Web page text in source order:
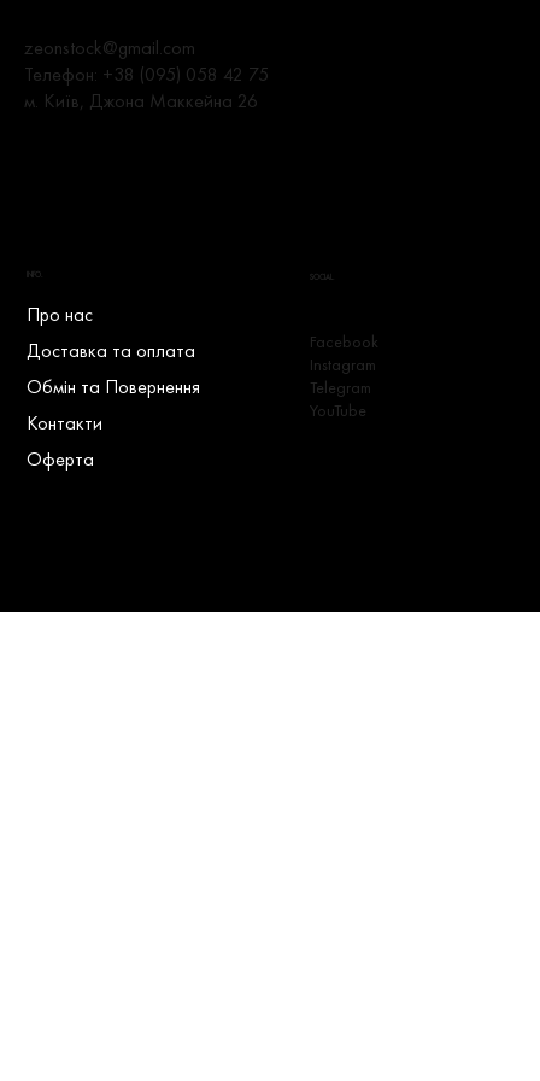
zeonstock@gmail.com
Телефон: +38 (095) 058 42 75
м. Київ, Джона Маккейна 26
INFO.
Про нас
Доставка та оплата
Обмін та Повернення
Контакти
Оферта
SOCIAL.
Facebook
Instagram
Telegram
YouTube